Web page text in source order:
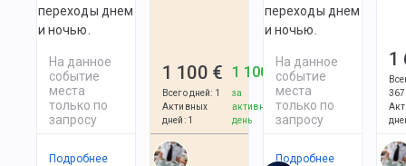
переходы днем
и ночью.
На данное
событие
места
только по
запросу
Подробнее
1 100 €
Всего дней: 1
Активных
дней: 1
1 100 €
за
активный
день
Есть
переходы днем
и ночью.
На данное
событие
места
только по
запросу
Подробнее
1
367